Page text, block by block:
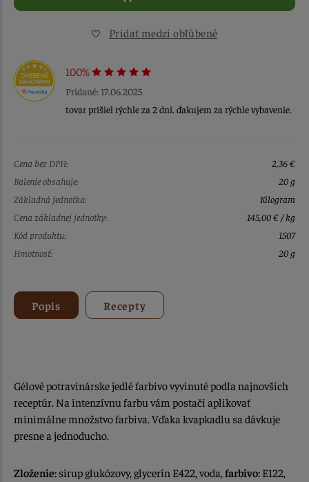
Pridať medzi obľúbené
100%
Pridané: 17.06.2025
tovar prišiel rýchle za 2 dni. ďakujem za rýchle vybavenie.
Cena bez DPH:
2,36 €
Balenie obsahuje:
20 g
Základná jednotka:
Kilogram
Cena základnej jednotky:
145,00 € / kg
Kód produktu:
1507
Hmotnosť:
20 g
Popis Recepty
Gélové potravinárske jedlé farbivo vyvinuté podľa najnovších
receptúr. Na intenzívnu farbu vám postačí aplikovať
minimálne množstvo farbiva. Vďaka kvapkadlu sa dávkuje
presne a jednoducho.
Zloženie: sirup glukózovy, glycerín E422, voda, farbivo: E122,